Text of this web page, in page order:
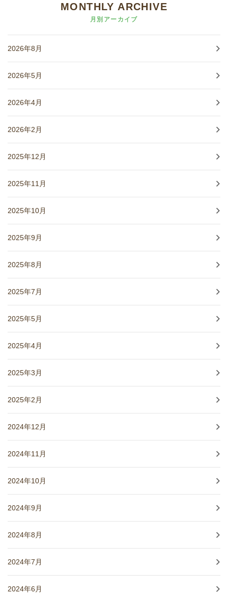
MONTHLY ARCHIVE
月別アーカイブ
2026年8月
2026年5月
2026年4月
2026年2月
2025年12月
2025年11月
2025年10月
2025年9月
2025年8月
2025年7月
2025年5月
2025年4月
2025年3月
2025年2月
2024年12月
2024年11月
2024年10月
2024年9月
2024年8月
2024年7月
2024年6月